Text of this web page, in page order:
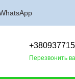
Перезвонить